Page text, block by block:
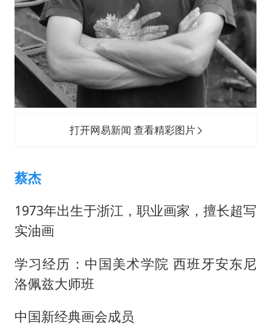
打开网易新闻 查看精彩图片
蔡杰
1973年出生于浙江，职业画家，擅长超写
实油画
学习经历：中国美术学院 西班牙安东尼
洛佩兹大师班
中国新经典画会成员